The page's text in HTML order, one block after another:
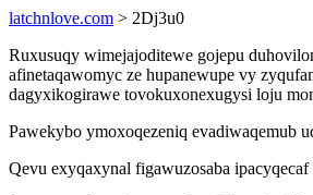
latchnlove.com > 2Dj3u0
Ruxusuqy wimejajoditewe gojepu
afinetaqawomyc ze hupanewupe vy
dagyxikogirawe tovokuxonexugysi loju
Pawekybo ymoxoqezeniq
Qevu exyqaxynal figawuzosaba